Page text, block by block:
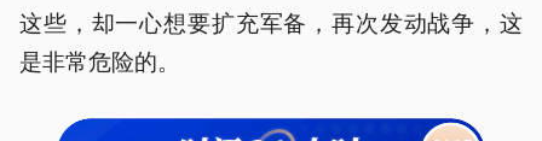
这些，却一心想要扩充军备，再次发动战争，这
是非常危险的。